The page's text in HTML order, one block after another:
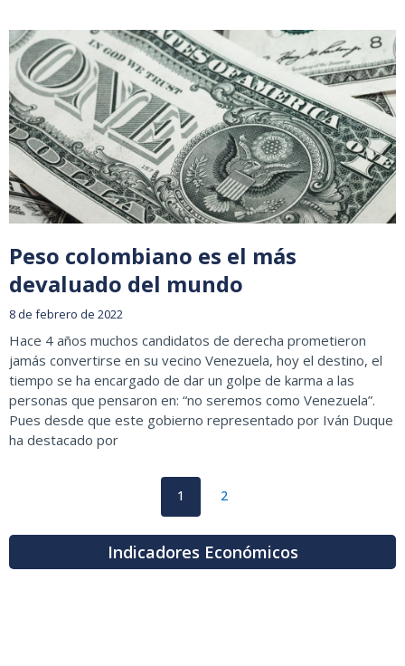
Peso colombiano es el más
devaluado del mundo
8 de febrero de 2022
Hace 4 años muchos candidatos de derecha prometieron
jamás convertirse en su vecino Venezuela, hoy el destino, el
tiempo se ha encargado de dar un golpe de karma a las
personas que pensaron en: “no seremos como Venezuela”.
Pues desde que este gobierno representado por Iván Duque
ha destacado por
1 2
Indicadores Económicos